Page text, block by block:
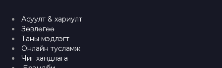
Асуулт & хариулт
Зөвлөгөө
Таны мэдлэгт
Онлайн тусламж
Чиг хандлага